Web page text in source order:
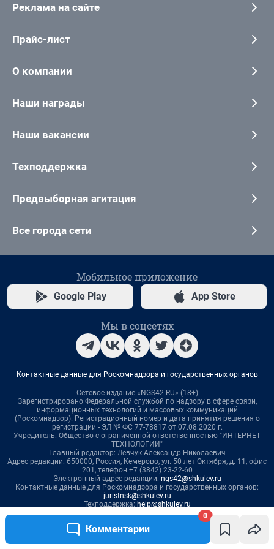
Комментарии
0
Реклама на сайте
Прайс-лист
О компании
Наши награды
Наши вакансии
Техподдержка
Предвыборная агитация
Все города сети
Мобильное приложение
Google Play App Store
Мы в соцсетях
Контактные данные для Роскомнадзора и государственных органов
Сетевое издание «NGS42.RU» (18+)
Зарегистрировано Федеральной службой по надзору в сфере связи,
информационных технологий и массовых коммуникаций
(Роскомнадзор). Регистрационный номер и дата принятия решения о
регистрации - ЭЛ № ФС 77-78817 от 07.08.2020 г.
Учредитель: Общество с ограниченной ответственностью "ИНТЕРНЕТ
ТЕХНОЛОГИИ"
Главный редактор: Левчук Александр Николаевич
Адрес редакции: 650000, Россия, Кемерово, ул. 50 лет Октября, д. 11, офис
201, телефон +7 (3842) 23-22-60
Электронный адрес редакции: ngs42@shkulev.ru
Контактные данные для Роскомнадзора и государственных органов:
juristnsk@shkulev.ru
Техподдержка: help@shkulev.ru
По вопросам коммерческого сотрудничества:
Жапарова Жанна, менеджер по работе с федеральными клиентами
zhanna.zhaparova@shkulev.ru
, моб. + 7 982 640 34 32
Ревина Мария, директор по работе с федеральными клиентами